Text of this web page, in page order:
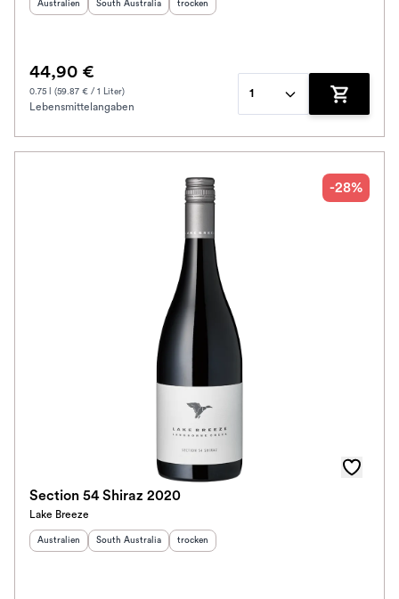
Herkunftsland :
Australien Herkunftsregion
South Australia Geschmack
trocken
44,90 €
0.75 l (59.87 € / 1 Liter)
Lebensmittelangaben
1
Zum
-28%
Section 54 Shiraz 2020
Lake Breeze
Herkunftsland :
Australien Herkunftsregion
South Australia Geschmack
trocken